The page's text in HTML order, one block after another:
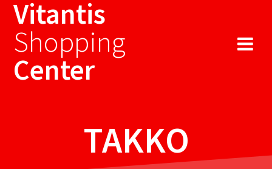
Vitantis
Shopping
Center
TAKKO